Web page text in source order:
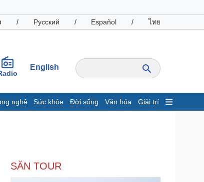
/ Русский / Español / ไทย
English
nghệ Sức khỏe Đời sống Văn hóa Giải trí
Giá cà phê
SĂN TOUR